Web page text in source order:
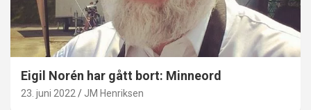
Eigil Norén har gått bort: Minneord
23. juni 2022 JM Henriksen